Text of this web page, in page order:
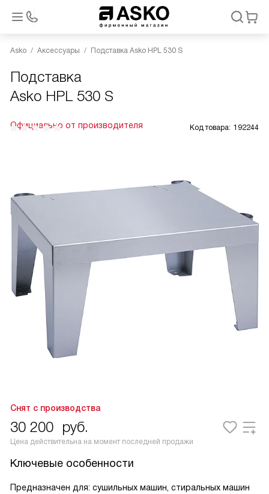
Asko Аксессуары Подставка Asko HPL 530 S
Подставка
Asko HPL 530 S
Официально от производителя Код товара: 192244
Снят с производства
30 200 руб.
Цена действительна на момент последней продажи
Ключевые особенности
Предназначен для: сушильных машин, стиральных машин